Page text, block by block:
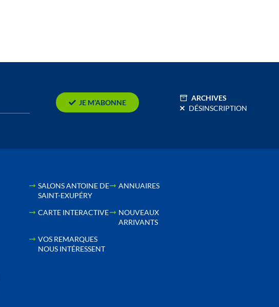
JE M’ABONNE
ARCHIVES
DÉSINSCRIPTION
SALONS ANTOINE DE
SAINT-EXUPÉRY
ANNUAIRES
CARTE INTERACTIVE
NOUVEAUX
ARRIVANTS
VOS REMARQUES
NOUS INTÉRESSENT